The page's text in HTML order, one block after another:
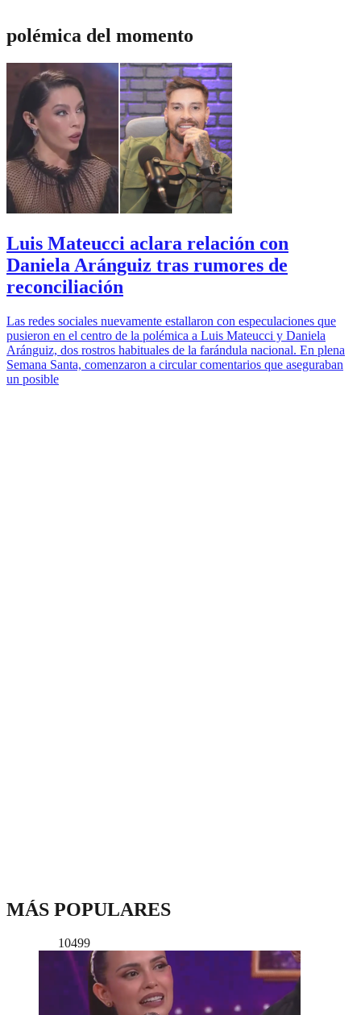
polémica del momento
Luis Mateucci aclara relación con
Daniela Aránguiz tras rumores de
reconciliación
Las redes sociales nuevamente estallaron con especulaciones que
pusieron en el centro de la polémica a Luis Mateucci y Daniela
Aránguiz, dos rostros habituales de la farándula nacional. En plena
Semana Santa, comenzaron a circular comentarios que aseguraban
un posible
MÁS POPULARES
10499